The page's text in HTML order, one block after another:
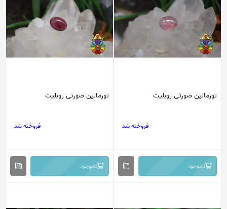
تورمالین صورتی روبلیت
فروخته شد
ناموجود
تورمالین صورتی روبلیت
فروخته شد
ناموجود